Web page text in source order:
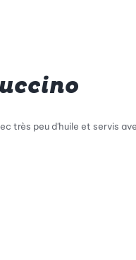
très peu d'huile et servis